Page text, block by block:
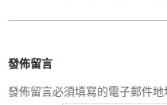
發佈留言
發佈留言必須填寫的電子郵件地